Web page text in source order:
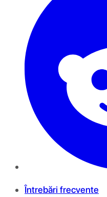
Întrebări frecvente